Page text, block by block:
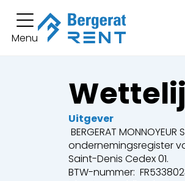
Menu
termijn verhuur
Graafmachines
Bulldozers
Uitgever
BERGERAT
ondernemingsregister
Saint-Denis Cedex 01.
BTW-nummer: